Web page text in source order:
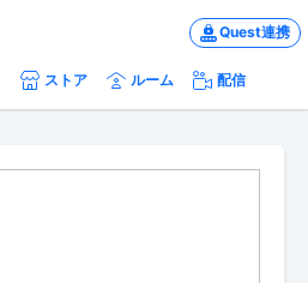
Quest連携
ストア ルーム 配信